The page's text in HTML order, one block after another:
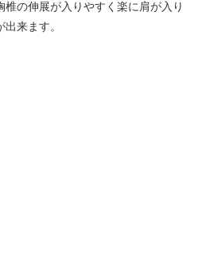
の伸展が入りやすく楽に肩が入り
来ます。